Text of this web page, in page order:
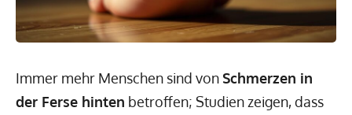
Immer mehr Menschen sind von Schmerzen in
der Ferse hinten betroffen; Studien zeigen, dass